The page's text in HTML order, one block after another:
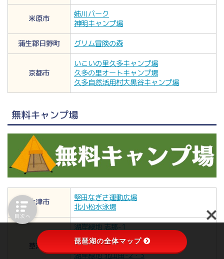
米原市
姉川パーク
神明キャンプ場
蒲生郡日野町
グリム冒険の森
京都市
いこいの里久多キャンプ場
久多の里オートキャンプ場
久多自然活用村大黒谷キャンプ場
無料キャンプ場
大津市
堅田なぎさ運動広場
北小松水泳場
草津市
湖岸緑地 志那-1
湖岸緑地 志那-2
湖岸緑地 津田江-3
湖岸緑地 北山田-2・3
琵琶湖の全体マップ
目次へ